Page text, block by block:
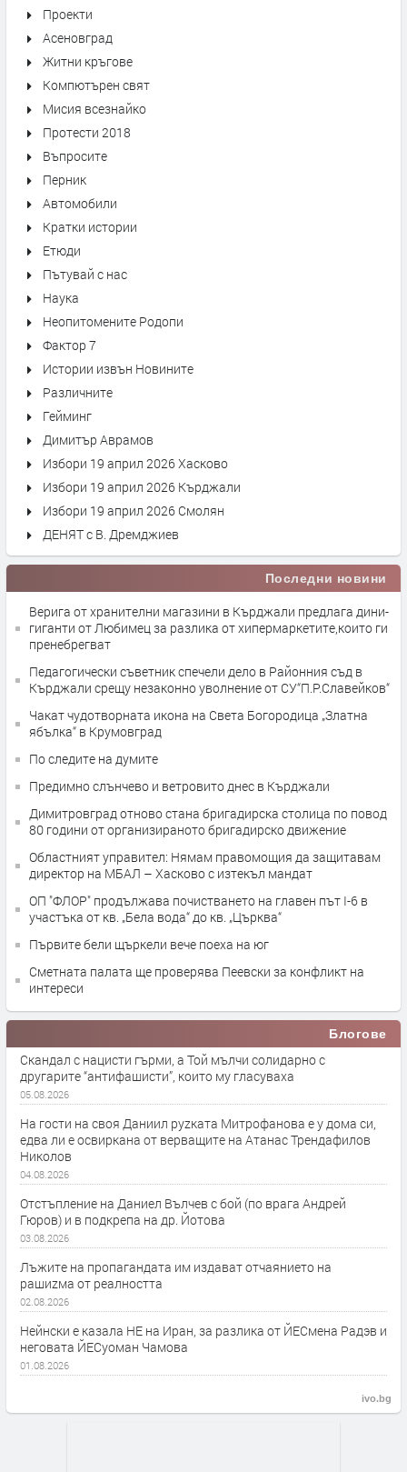
Проекти
Асеновград
Житни кръгове
Компютърен свят
Мисия всезнайко
Протести 2018
Въпросите
Перник
Автомобили
Кратки истории
Етюди
Пътувай с нас
Наука
Неопитомените Родопи
Фактор 7
Истории извън Новините
Различните
Гейминг
Димитър Аврамов
Избори 19 април 2026 Хасково
Избори 19 април 2026 Кърджали
Избори 19 април 2026 Смолян
ДЕНЯТ с В. Дремджиев
Последни новини
Верига от хранителни магазини в Кърджали предлага дини-
гиганти от Любимец за разлика от хипермаркетите,които ги
пренебрегват
Педагогически съветник спечели дело в Районния съд в
Кърджали срещу незаконно уволнение от СУ“П.Р.Славейков“
Чакат чудотворната икона на Света Богородица „Златна
ябълка“ в Крумовград
По следите на думите
Предимно слънчево и ветровито днес в Кърджали
Димитровград отново стана бригадирска столица по повод
80 години от организираното бригадирско движение
Областният управител: Нямам правомощия да защитавам
директор на МБАЛ – Хасково с изтекъл мандат
ОП "ФЛОР" продължава почистването на главен път I-6 в
участъка от кв. „Бела вода“ до кв. „Църква“
Първите бели щъркели вече поеха на юг
Сметната палата ще провeрява Пеевски за конфликт на
интереси
Блогове
Скандал с нацисти гърми, а Той мълчи солидарно с
другарите “антифашисти”, които му гласуваха
05.08.2026
На гости на своя Даниил руzката Митрофанова е у дома си,
едва ли е освиркана от верващите на Атанас Трендафилов
Николов
04.08.2026
Отстъпление на Даниел Вълчев с бой (по врага Андрей
Гюров) и в подкрепа на др. Йотова
03.08.2026
Лъжите на пропагандата им издават отчаянието на
рашиzма от реалността
02.08.2026
Нейнски е казала НЕ на Иран, за разлика от ЙЕСмена Радэв и
неговата ЙЕСуоман Чамова
01.08.2026
ivo.bg